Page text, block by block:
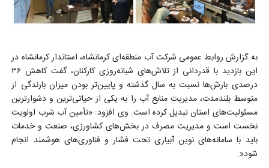
به گزارش روابط عمومی شرکت آب منطقه‌ای کرمانشاه، استاندار کرمانشاه در
این بازدید با قدردانی از تلاش‌های شبانه‌روزی کارکنان، گفت کاهش ۳۶
درصدی بارش‌ها نسبت به سال گذشته و پایین‌تر بودن میزان بارندگی از
متوسط بلندمدت، مدیریت منابع آب را به یکی از حیاتی‌ترین و دشوارترین
مسئولیت‌های استان تبدیل کرده است. وی افزود: «تأمین آب شرب اولویت
نخست است و مدیریت مصرف در بخش‌های کشاورزی، صنعت و خدمات
باید با سامانه‌های نوین آبیاری تحت فشار و فناوری‌های هوشمند انجام
شود.»